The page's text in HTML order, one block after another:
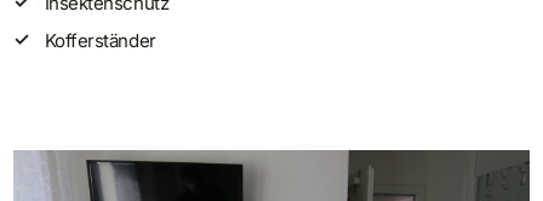
Kofferständer